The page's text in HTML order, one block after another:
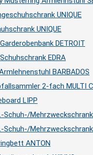
UNIQUE
UNIQUE
DETROIT
EDRA
BARBADOS
2-fach MULTI
LIPP
Schuh-/
Schuh-/
ANTON